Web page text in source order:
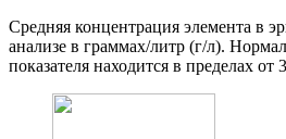
Средняя концентрация элемента в
анализе в граммах/литр (г/л).
показателя находится в пределах от